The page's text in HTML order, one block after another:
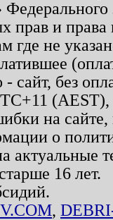
прав и
где не
сайт, без
на
о
актуальные
16 лет.
,